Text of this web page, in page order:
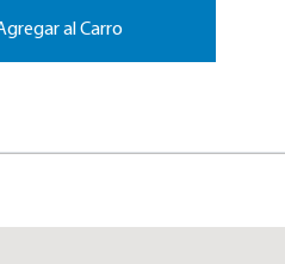
al Carro